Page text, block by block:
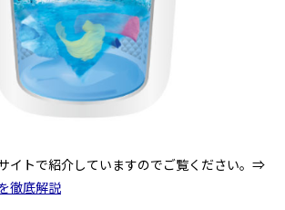
イトで紹介していますのでご覧ください。⇒
徹底解説